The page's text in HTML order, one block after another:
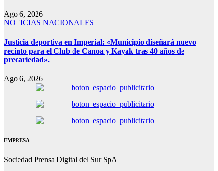
Ago 6, 2026
NOTICIAS NACIONALES
Justicia deportiva en Imperial: «Municipio diseñará nuevo
recinto para el Club de Canoa y Kayak tras 40 años de
precariedad».
Ago 6, 2026
EMPRESA
Sociedad Prensa Digital del Sur SpA